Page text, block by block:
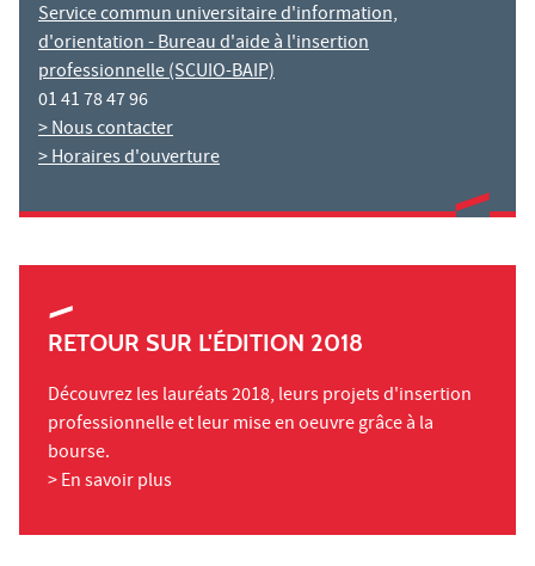
Service commun universitaire d'information,
d'orientation - Bureau d'aide à l'insertion
professionnelle (SCUIO-BAIP)
01 41 78 47 96
> Nous contacter
> Horaires d'ouverture
RETOUR SUR L'ÉDITION 2018
Découvrez les lauréats 2018, leurs projets d'insertion
professionnelle et leur mise en oeuvre grâce à la
bourse.
> En savoir plus